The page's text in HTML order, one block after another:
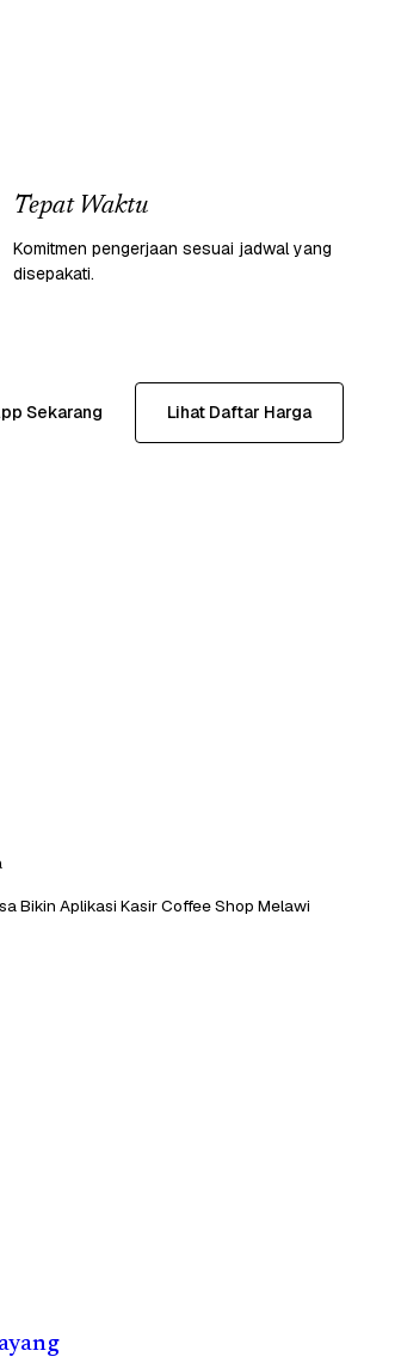
Tepat Waktu
Komitmen pengerjaan sesuai jadwal yang
disepakati.
Sekarang Lihat Daftar Harga
Bikin Aplikasi Kasir Coffee Shop Melawi